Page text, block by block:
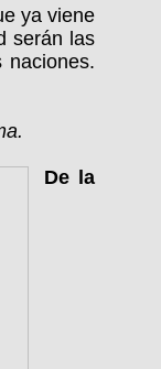
ya viene
serán las
De la